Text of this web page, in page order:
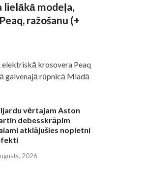
lielākā modeļa,
ražošanu (+
elektriskā krosovera Peaq
galvenajā rūpnīcā Mladā
vērtajam Aston
debesskrāpim
atklājušies nopietni
2026